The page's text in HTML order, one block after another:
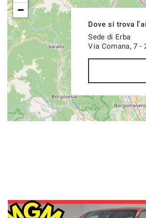
Pacchetti Assicurativi Full (SENZA
Valore Futuro Garantito
Estensioni di Garanzia (Valida in TUTTA
Protezione del Credito
RISERVA AUTO ONLINE
Puoi riservare online la vettura
da scalare dal prezzo se decidi di
Possibilità di estensione della
COSA ASPETTI ?
Dove si trova
Sede di Erba
Via Comana, 7 -
−